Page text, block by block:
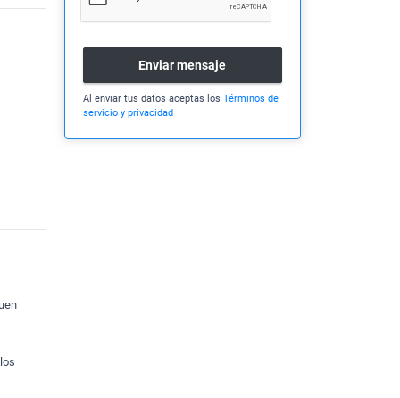
Enviar mensaje
Al enviar tus datos aceptas los Términos de
servicio y privacidad